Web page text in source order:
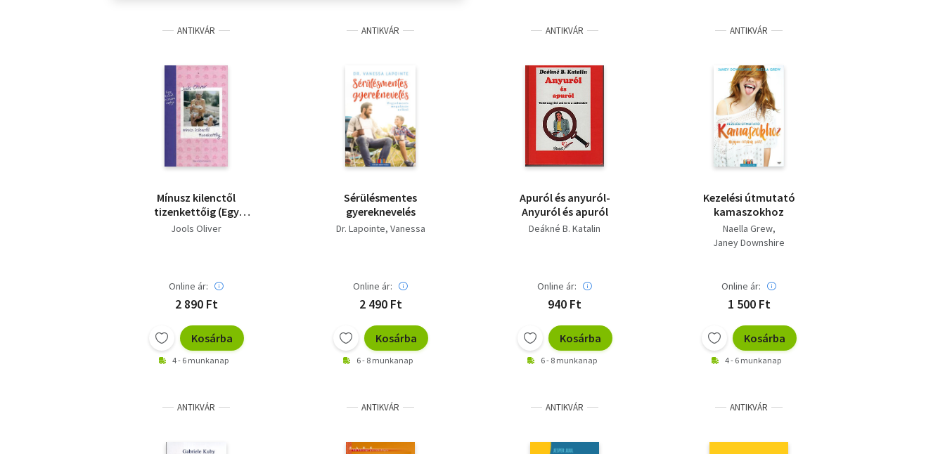
ANTIKVÁR
Mínusz kilenctől
tizenkettőig (Egy
kezdő kismama
Jools Oliver
Online ár:
2 890 Ft
Kosárba
4 - 6 munkanap
ANTIKVÁR
Sérülésmentes
gyereknevelés
Dr. Lapointe, Vanessa
Online ár:
2 490 Ft
Kosárba
6 - 8 munkanap
ANTIKVÁR
Apuról és anyuról-
Anyuról és apuról
Deákné B. Katalin
Online ár:
940 Ft
Kosárba
6 - 8 munkanap
ANTIKVÁR
Kezelési útmutató
kamaszokhoz
Naella Grew
Janey Downshire
Online ár:
1 500 Ft
Kosárba
4 - 6 munkanap
ANTIKVÁR ANTIKVÁR ANTIKVÁR ANTIKVÁR